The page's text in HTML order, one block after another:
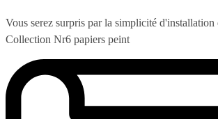
Vous serez surpris par la simplicité
Collection Nr6 papiers peint